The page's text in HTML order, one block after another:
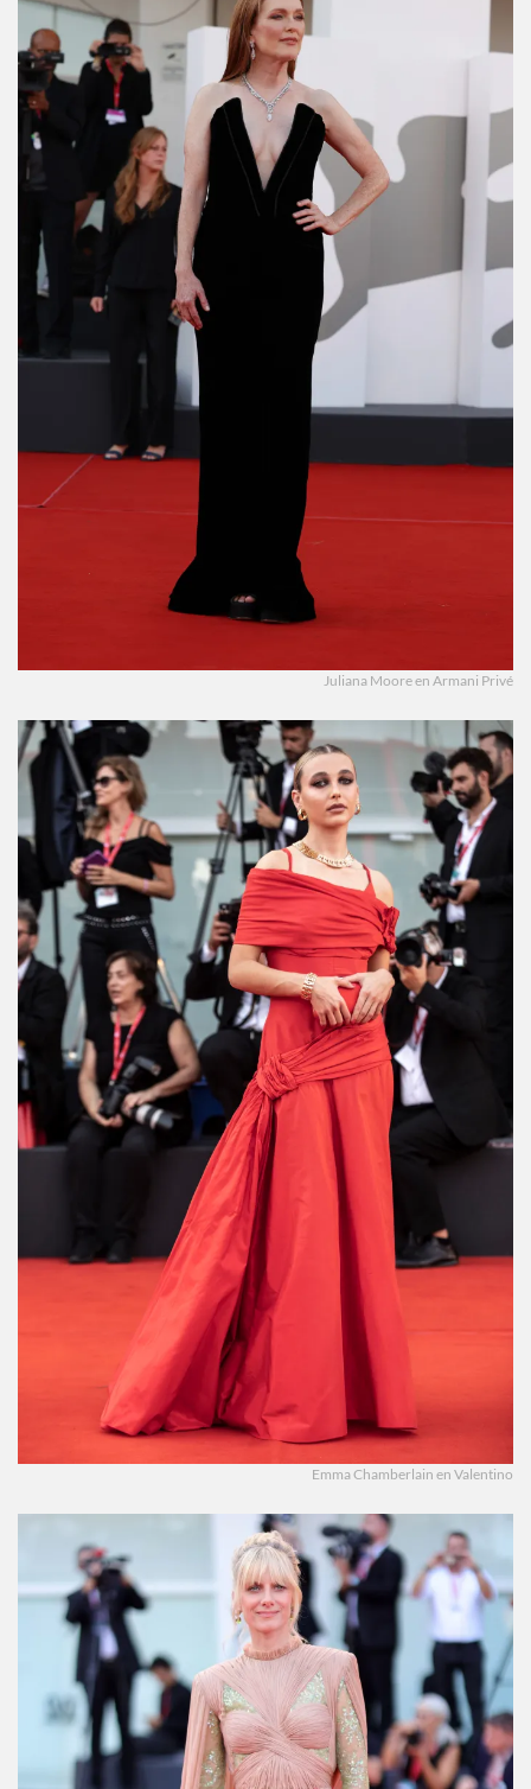
Juliana Moore en Armani Privé
Emma Chamberlain en Valentino